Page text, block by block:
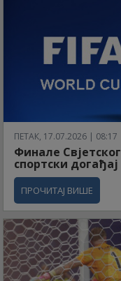
ПЕТАК, 17.07.2026 | 08:17
Финале
спортски догађај
ПРОЧИТАЈ ВИШЕ